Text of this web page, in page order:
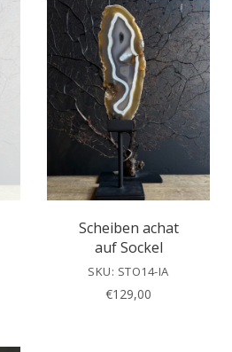
Scheiben achat
auf Sockel
SKU: STO14-IA
€129,00